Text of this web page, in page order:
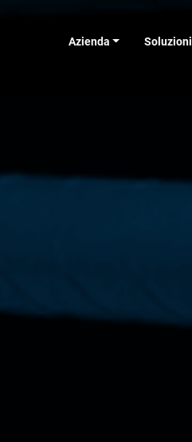
Azienda Soluzioni